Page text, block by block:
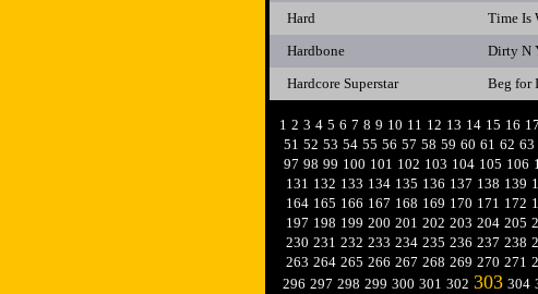
Hard
Time Is
Hardbone
Dirty N
Hardcore Superstar
Beg for
1 2 3 4 5 6 7 8 9 10 11 12 13 14 15 16 17
51 52 53 54 55 56 57 58 59 60 61 62 63
97 98 99 100 101 102 103 104 105 106
131 132 133 134 135 136 137 138 139
164 165 166 167 168 169 170 171 172
197 198 199 200 201 202 203 204 205
230 231 232 233 234 235 236 237 238
263 264 265 266 267 268 269 270 271
296 297 298 299 300 301 302 303 304